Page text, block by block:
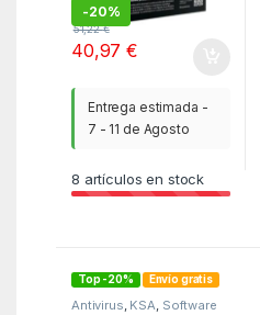
-20%
51,22€
40,97€
Entrega estimada -
7 - 11 de Agosto
8 artículos en stock
Top -20% Envío gratis
Antivirus, KSA, Software